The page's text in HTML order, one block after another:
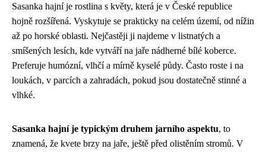
Sasanka hajní je rostlina s květy, která je v České republice
hojně rozšířená. Vyskytuje se prakticky na celém území, od nížin
až po horské oblasti. Nejčastěji ji najdeme v listnatých a
smíšených lesích, kde vytváří na jaře nádherné bílé koberce.
Preferuje humózní, vlhčí a mírně kyselé půdy. Často roste i na
loukách, v parcích a zahradách, pokud jsou dostatečně stinné a
vlhké.
Sasanka hajní je typickým druhem jarního aspektu, to
znamená, že kvete brzy na jaře, ještě před olistěním stromů. V